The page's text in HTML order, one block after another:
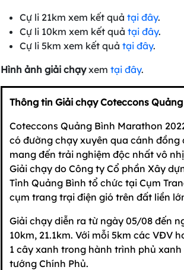
Cự li 21km xem kết quảtại đây.
Cự li 10km xem kết quảtại đây.
Cự li 5km xem kết quảtại đây.
Hình ảnh giải chạyxemtại đây.
Thông tin Giải chạy Coteccons
Coteccons Quảng Bình Marathon
có đường chạy xuyên qua cánh
mang đến trải nghiệm độc nhất vô
Giải chạy do Công ty Cổ phần Xây
Tỉnh Quảng Bình tổ chức tại Cụm
cụm trang trại điện gió trên đất liền
Giải chạy diễn ra từ ngày 05/08 đến
10km, 21.1km. Với mỗi 5km các VĐV
1 cây xanh trong hành trình phủ
tướng Chính Phủ.